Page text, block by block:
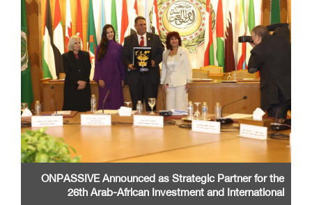
ONPASSIVE Announced as Strategic Partner for the
26th Arab-African Investment and International